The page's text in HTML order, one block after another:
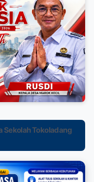
Sekolah Tokoladang